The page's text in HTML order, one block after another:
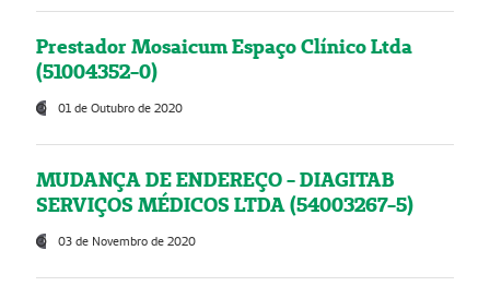
Prestador Mosaicum Espaço Clínico Ltda
(51004352-0)
01 de Outubro de 2020
MUDANÇA DE ENDEREÇO - DIAGITAB
SERVIÇOS MÉDICOS LTDA (54003267-5)
03 de Novembro de 2020